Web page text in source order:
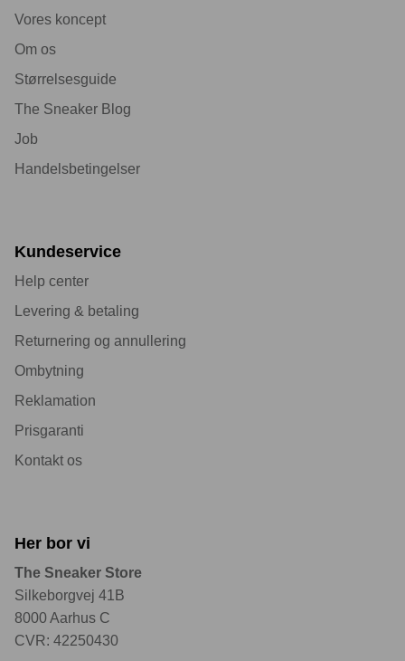
Vores koncept
Om os
Størrelsesguide
The Sneaker Blog
Job
Handelsbetingelser
Kundeservice
Help center
Levering & betaling
Returnering og annullering
Ombytning
Reklamation
Prisgaranti
Kontakt os
Her bor vi
The Sneaker Store
Silkeborgvej 41B
8000 Aarhus C
CVR: 42250430